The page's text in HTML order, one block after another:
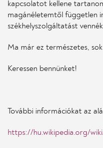
kapcsolatot kellene
magánéletemtől független
székhelyszolgáltatást
Ma már ez természetes,
Keressen bennünket!
További információkat az
https://hu.wikipedia.org/